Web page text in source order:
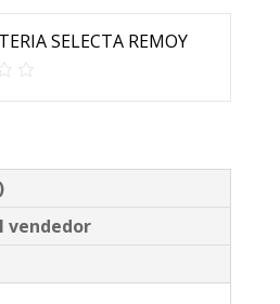
SELECTA REMOY
vendedor